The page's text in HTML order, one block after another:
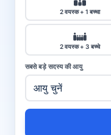
2 वयस्क + 1 बच्चा
2 वयस्क + 3 बच्चे
सबसे बड़े सदस्य की आयु